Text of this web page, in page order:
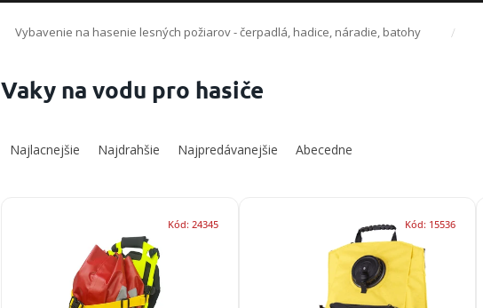
Vybavenie na hasenie lesných požiarov - čerpadlá, hadice, náradie, batohy
Vaky na vodu pro hasiče
Najlacnejšie Najdrahšie Najpredávanejšie Abecedne
Kód: 24345 Kód: 15536